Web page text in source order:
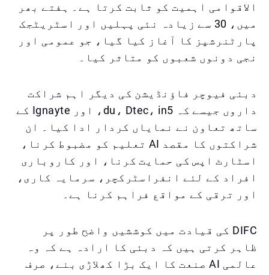
الاقوامی اہمیت کو ثابت کرتا ہے۔ ہفتے بھر
میں، 30 سے زیادہ نئی پہلیں اور اسٹریٹجک
پارٹنرشپز کا آغاز کیا گیا، جو عمومی اور
نجی دونوں شعبوں کو متاثر کیا۔
دبئی فیوچر فاؤنڈیشن کی دیگر اہم شراکت
داروں جیسے کہ du، Dtec، in5، اور Ignayte کے
ساتھ تعاون نے نمایاں کردار ادا کیا۔ ان
شراکتوں کا مقصد AI تعلیم کو مضبوط کرنا،
اسٹارٹ اپس کی حمایت کرنا، اور کاروباری
افراد کے لئے انفراسٹرکچر، سرمایہ کاری،
اور ترقی کے مواقع فراہم کرنا ہے۔
DIFC کی قیادت میں کوششیں واضح طور پر
ظاہر کرتی ہیں کہ دبئی کا ارادہ ہے کہ وہ
عالمی AI صنعت کا ایک بڑا کھلاڑی بنے، صرف